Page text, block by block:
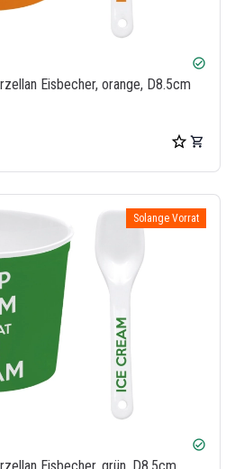
check_circle
Eisbecher, orange, D8.5cm
Solange Vorrat
check_circle